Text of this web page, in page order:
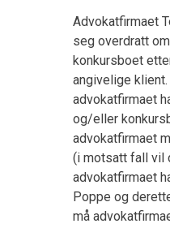
Advokatfirmaet
seg overdratt
konkursboet
angivelige
advokatfirmaet
og/eller
advokatfirmaet
(i motsatt fall vil
advokatfirmaet
Poppe og
må